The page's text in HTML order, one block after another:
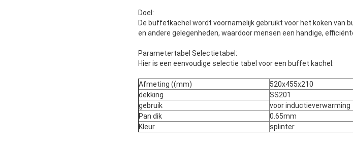
Doel:
De buffetkachel wordt voornamelijk gebruikt voor het koken van
en andere gelegenheden, waardoor mensen een handige,
Parametertabel Selectietabel:
Hier is een eenvoudige selectie tabel voor een buffet kachel:
Afmeting ((mm)
520x455x210
dekking
SS201
gebruik
voor inductieverwarming
Pan dik
0.65mm
Kleur
splinter